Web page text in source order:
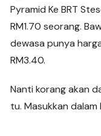
Pyramid Ke BRT
RM1.70 seorang.
dewasa punya
RM3.40.
Nanti korang akan
tu. Masukkan dalam